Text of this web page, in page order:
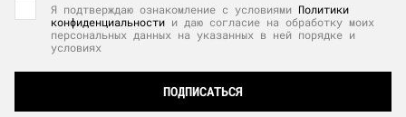
Я подтверждаю ознакомление с условиями Политики
конфиденциальности и даю согласие на обработку моих
персональных данных на указанных в ней порядке и
условиях
ПОДПИСАТЬСЯ